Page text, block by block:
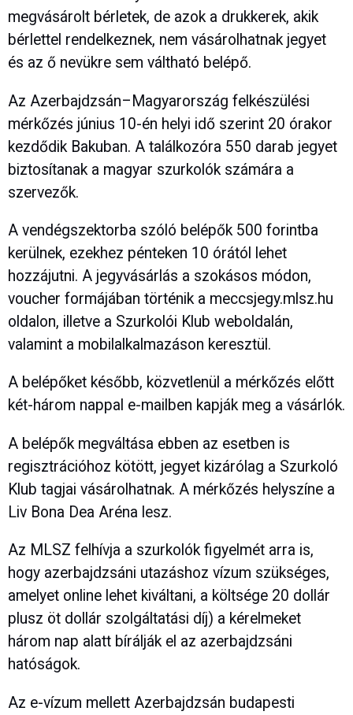
megvásárolt bérletek, de azok a drukkerek, akik
bérlettel rendelkeznek, nem vásárolhatnak jegyet
és az ő nevükre sem váltható belépő.
Az Azerbajdzsán–Magyarország felkészülési
mérkőzés június 10-én helyi idő szerint 20 órakor
kezdődik Bakuban. A találkozóra 550 darab jegyet
biztosítanak a magyar szurkolók számára a
szervezők.
A vendégszektorba szóló belépők 500 forintba
kerülnek, ezekhez pénteken 10 órától lehet
hozzájutni. A jegyvásárlás a szokásos módon,
voucher formájában történik a meccsjegy.mlsz.hu
oldalon, illetve a Szurkolói Klub weboldalán,
valamint a mobilalkalmazáson keresztül.
A belépőket később, közvetlenül a mérkőzés előtt
két-három nappal e-mailben kapják meg a vásárlók.
A belépők megváltása ebben az esetben is
regisztrációhoz kötött, jegyet kizárólag a Szurkoló
Klub tagjai vásárolhatnak. A mérkőzés helyszíne a
Liv Bona Dea Aréna lesz.
Az MLSZ felhívja a szurkolók figyelmét arra is,
hogy azerbajdzsáni utazáshoz vízum szükséges,
amelyet online lehet kiváltani, a költsége 20 dollár
plusz öt dollár szolgáltatási díj) a kérelmeket
három nap alatt bírálják el az azerbajdzsáni
hatóságok.
Az e-vízum mellett Azerbajdzsán budapesti